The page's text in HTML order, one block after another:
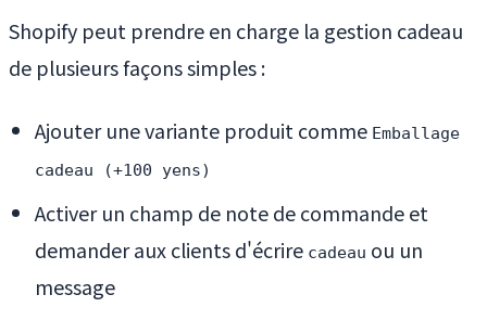
Shopify peut prendre en charge la gestion cadeau
de plusieurs façons simples :
Ajouter une variante produit comme Emballage
cadeau (+100 yens)
Activer un champ de note de commande et
demander aux clients d'écrire cadeau ou un
message